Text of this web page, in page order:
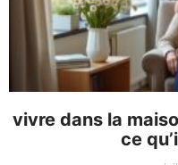
vivre dans la
ce